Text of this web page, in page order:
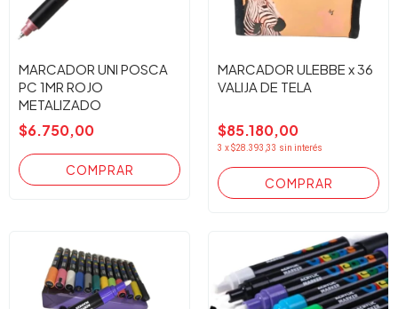
MARCADOR UNI POSCA
PC 1MR ROJO
METALIZADO
$6.750,00
MARCADOR ULEBBE x 36
VALIJA DE TELA
$85.180,00
3 x$28.393,33 sin interés